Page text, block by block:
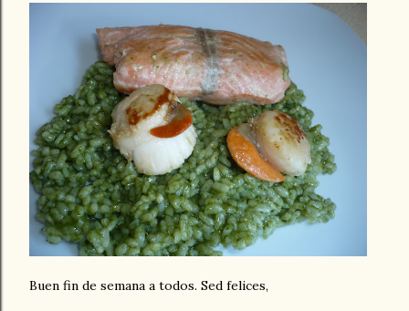
Buen fin de semana a todos. Sed felices,